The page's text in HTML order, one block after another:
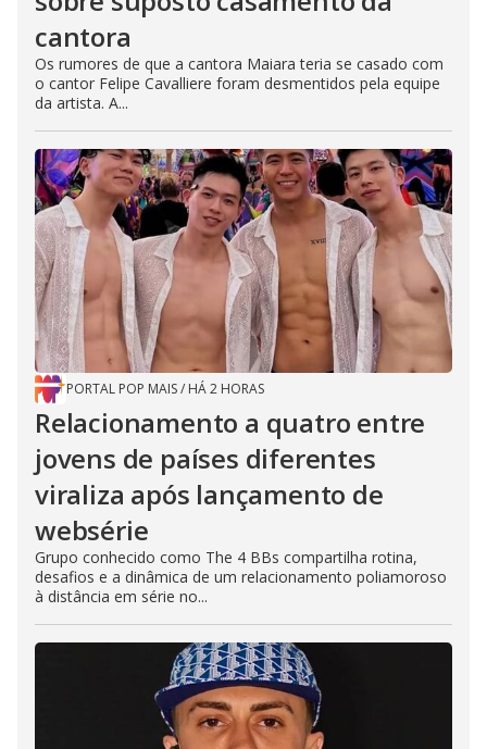
cantora
Os rumores de que a cantora Maiara teria se casado com
o cantor Felipe Cavalliere foram desmentidos pela equipe
da artista. A...
PORTAL POP MAIS/ HÁ 2 HORAS
Relacionamento a quatro entre
jovens de países diferentes
viraliza após lançamento de
websérie
Grupo conhecido como The 4 BBs compartilha rotina,
desafios e a dinâmica de um relacionamento poliamoroso
à distância em série no...